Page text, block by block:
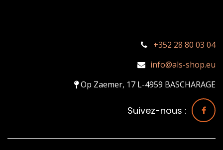
+352 28 80 03 04
info@als-shop.eu
Op Zaemer, 17 L-4959 BASCHARAGE
Suivez-nous :